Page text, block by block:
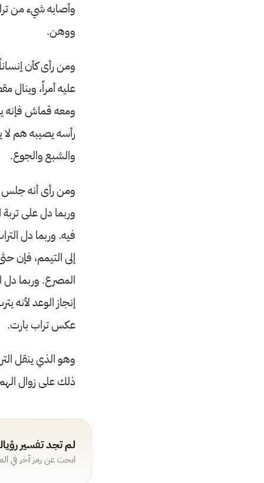
وأصابه شيء من
ووهن.
ومن رأى كأن
عليه أمراً، وينال
ومعه قماش فإنه
رأسه يصيبه هم لا
والشبع والجوع.
ومن رأى أنه جلس
وربما دل على تربة
فيه. وربما دل
إلى التيمم، فإن
المصرع. وربما دل
إنجاز الوعد لأنه
عكس تراب بارت.
وهو الذي ينقل
ذلك على زوال
لم تجد تفسير
ابحث عن رمز آخر في